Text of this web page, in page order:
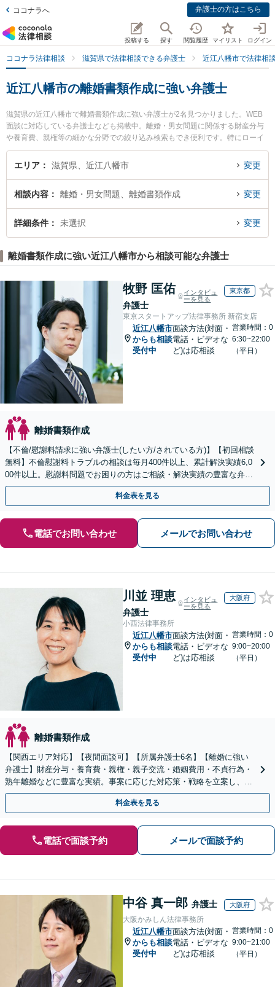
ココナラへ 弁護士の方はこちら
投稿する 探す 閲覧履歴 マイリスト ログイン
ココナラ法律相談 滋賀県で法律相談できる弁護士 近江八幡市で法律相
近江八幡市の離婚書類作成に強い弁護士
滋賀県の近江八幡市で離婚書類作成に強い弁護士が2名見つかりました。WEB
面談に対応している弁護士なども掲載中。離婚・男女問題に関係する財産分与
や養育費、親権等の細かな分野での絞り込み検索もでき便利です。特にローイ
ング法律事務所の徳山 紗里弁護士や近江八幡法律事務所の俣木 徹弁護士のプロ
フィール情報や弁護士費用、強みなどが注目されています。『近江八幡市で土
日や夜間に発生した離婚書類作成のトラブルを今すぐに弁護士に相談したい』
回相談無料で離婚書類作成を法律相談できる近江八幡市内の弁護士に相談予約
したい』などでお困りの相談者さんにおすすめです。
エリア 滋賀県、近江八幡市 変更
相談内容 離婚・男女問題、離婚書類作成 変更
詳細条件 未選択 変更
離婚書類作成に強い近江八幡市から相談可能な弁護士
牧野 匡佑
弁護士
インタビュ
ーを見る
東京都
東京スタートアップ法律事務所 新宿支店
近江八幡市
からも相談
受付中
面談方法(対面・
電話・ビデオな
ど)は応相談
営業時間：0
6:30~22:00
（平日）
離婚書類作成
【不倫/慰謝料請求に強い弁護士(したい方/されている方)】【初回相談
無料】不倫慰謝料トラブルの相談は毎月400件以上、累計解決実績6,0
00件以上。慰謝料問題でお困りの方はご相談・解決実績の豊富な弁護
士による無料相談をご利用ください。
料金表を見る
電話でお問い合わせ メールでお問い合わせ
川並 理恵
弁護士
インタビュ
ーを見る
大阪府
小西法律事務所
近江八幡市
からも相談
受付中
面談方法(対面・
電話・ビデオな
ど)は応相談
営業時間：0
9:00~20:00
（平日）
離婚書類作成
【関西エリア対応】【夜間面談可】【所属弁護士6名】【離婚に強い
弁護士】財産分与・養育費・親権・親子交流・婚姻費用・不貞行為・
熟年離婚などに豊富な実績。事案に応じた対応策・戦略を立案し、全
力で闘います。明るい人生の再スタートを！
料金表を見る
電話で面談予約 メールで面談予約
中谷 真一郎 弁護士 大阪府
大阪かみしん法律事務所
近江八幡市
からも相談
受付中
面談方法(対面・
電話・ビデオな
ど)は応相談
営業時間：0
9:00~21:00
（平日）